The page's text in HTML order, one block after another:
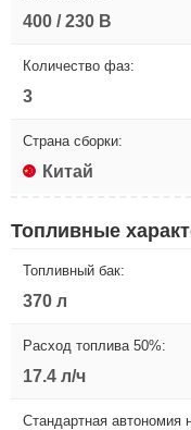
400 / 230 В
Количество фаз:
3
Страна сборки:
Китай
Топливные
Топливный бак:
370 л
Расход топлива 50%:
17.4 л/ч
Стандартная автономия